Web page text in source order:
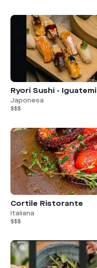
Ryori Sushi - Iguatemi
Japonesa
$$$
Cortile Ristorante
Italiana
$$$